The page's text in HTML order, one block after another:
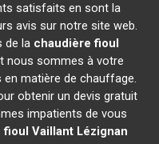
satisfaits en sont la
avis sur notre site web.
de la chaudière fioul
nous sommes à votre
matière de chauffage.
obtenir un devis gratuit
impatients de vous
fioul Vaillant Lézignan